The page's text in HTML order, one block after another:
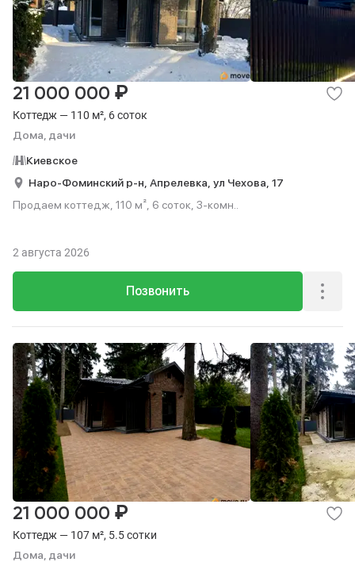
Коттедж — 110 м², 6 соток
Дома, дачи
21 000 000 ₽
Киевское
Наро-Фоминский р-н, Апрелевка, ул Чехова, 17
Продаем коттедж, 110 м², 6 соток, 3-комн..
Позвонить
2 августа 2026
Коттедж — 107 м², 5.5 сотки
Дома, дачи
21 000 000 ₽